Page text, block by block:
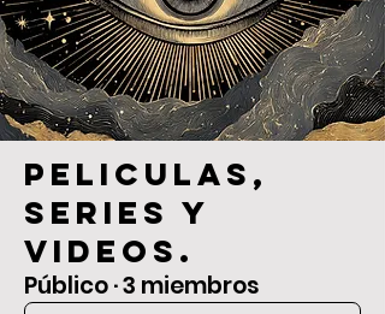
Peliculas,
series y
videos.
Público·3 miembros